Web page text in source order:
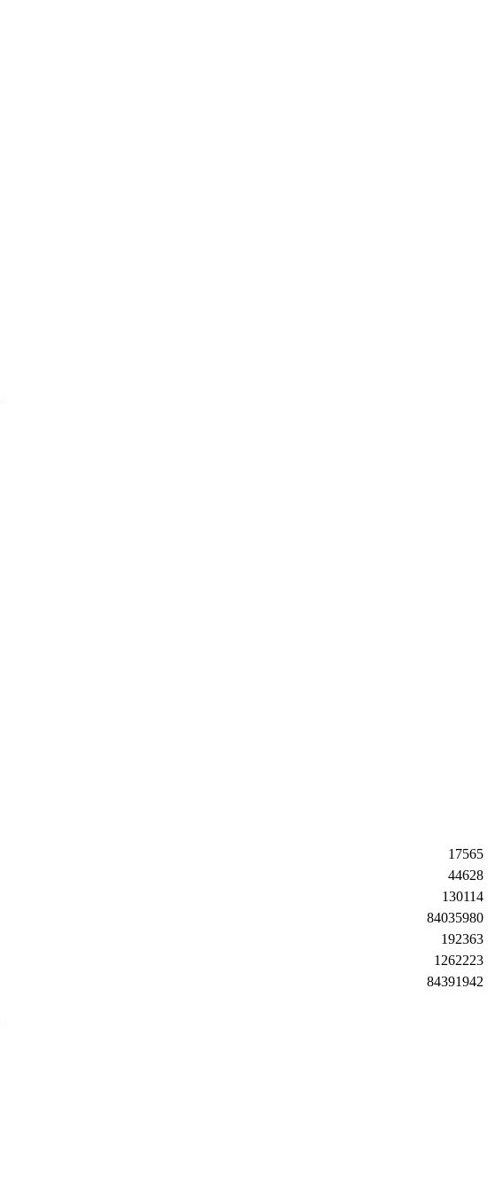
17565
44628
130114
84035980
192363
1262223
84391942